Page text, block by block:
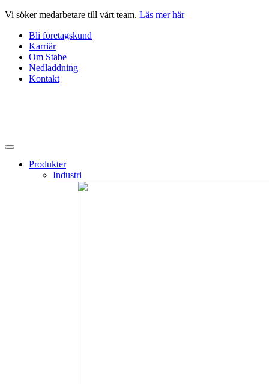
Hoppa
innehåll
Vi söker medarbetare till vårt team. Läs mer här
Bli företagskund
Karriär
Om Stabe
Nedladdning
Kontakt
Produkter
Industri